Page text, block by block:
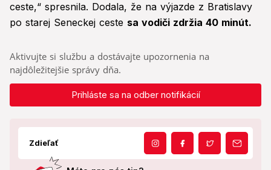
ceste,“ spresnila. Dodala, že na výjazde z Bratislavy
po starej Seneckej ceste sa vodiči zdržia 40 minút.
Aktivujte si službu a dostávajte upozornenia na
najdôležitejšie správy dňa.
Prihláste sa na odber notifikácií
Zdieľať